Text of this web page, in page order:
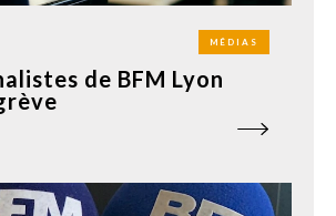
MÉDIAS
de BFM Lyon